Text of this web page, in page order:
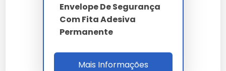
Envelope De Segurança
Com Fita Adesiva
Permanente
Mais Informações